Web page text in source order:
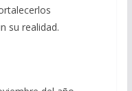
su realidad.